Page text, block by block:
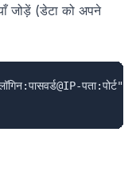
जोड़ें (डेटा को अपने
पता:पोर्ट",